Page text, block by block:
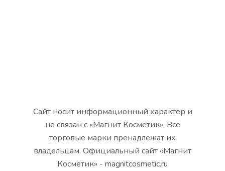
Сайт носит информационный характер и
не связан с «Магнит Косметик». Все
торговые марки пренадлежат их
владельцам. Официальный сайт «Магнит
Косметик» - magnitcosmetic.ru